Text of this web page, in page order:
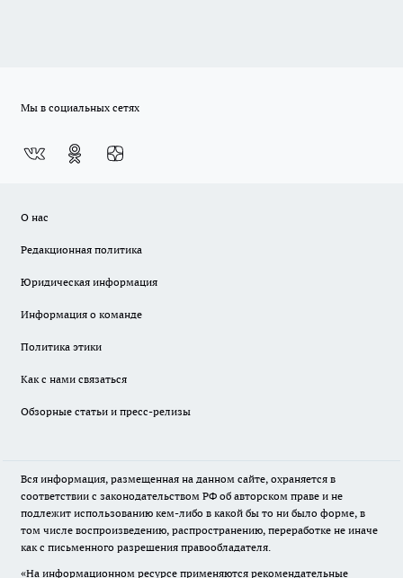
Мы в социальных сетях
О нас
Редакционная политика
Юридическая информация
Информация о команде
Политика этики
Как с нами связаться
Обзорные статьи и пресс-релизы
Вся информация, размещенная на данном сайте, охраняется в
соответствии с законодательством РФ об авторском праве и не
подлежит использованию кем-либо в какой бы то ни было форме, в
том числе воспроизведению, распространению, переработке не иначе
как с письменного разрешения правообладателя.
«На информационном ресурсе применяются рекомендательные